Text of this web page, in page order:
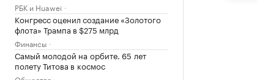
РБК и Huawei
Конгресс оценил создание «Золотого
флота» Трампа в $275 млрд
Финансы
Самый молодой на орбите. 65 лет
полету Титова в космос